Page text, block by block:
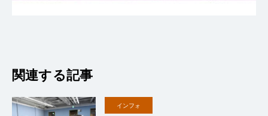
関連する記事
インフォ